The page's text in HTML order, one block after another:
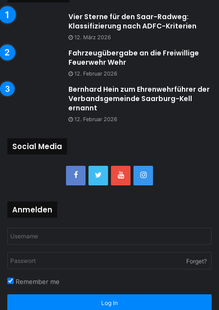
Vier Sterne für den Saar-Radweg:
Klassifizierung nach ADFC-Kriterien
12. März 2026
Fahrzeugübergabe an die Freiwillige
Feuerwehr Wehr
12. Februar 2026
Bernhard Hein zum Ehrenwehrführer der
Verbandsgemeinde Saarburg-Kell
ernannt
12. Februar 2026
Social Media
Anmelden
Forget?
Remember me
Log In